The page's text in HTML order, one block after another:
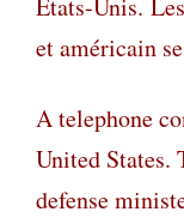
et américain
A telephone
United States.
defense